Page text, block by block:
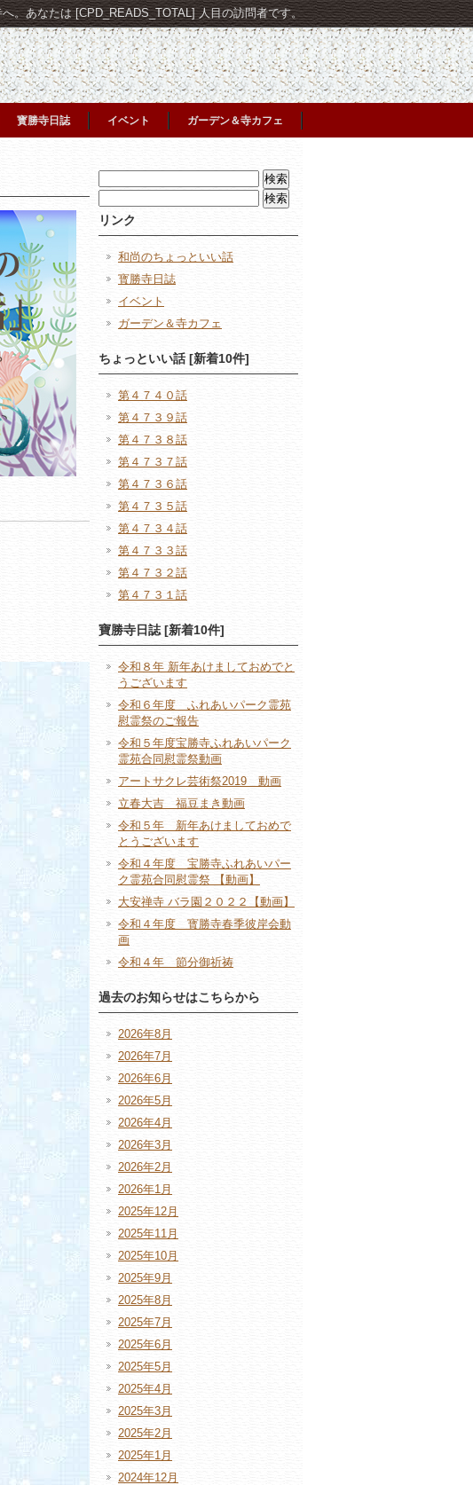
。あなたは [CPD_READS_TOTAL] 人目の訪問者です。
寳勝寺日誌 イベント ガーデン＆寺カフェ
索:
索:
リンク
和尚のちょっといい話
寳勝寺日誌
イベント
ガーデン＆寺カフェ
ちょっといい話 [新着10件]
第４７４０話
第４７３９話
第４７３８話
第４７３７話
第４７３６話
第４７３５話
第４７３４話
第４７３３話
第４７３２話
第４７３１話
寶勝寺日誌 [新着10件]
令和８年 新年あけましておめでと
うございます
令和６年度 ふれあいパーク霊苑
慰霊祭のご報告
令和５年度宝勝寺ふれあいパーク
霊苑合同慰霊祭動画
アートサクレ芸術祭2019 動画
立春大吉 福豆まき動画
令和５年 新年あけましておめで
とうございます
令和４年度 宝勝寺ふれあいパー
ク霊苑合同慰霊祭 【動画】
大安禅寺 バラ園２０２２【動画】
令和４年度 寳勝寺春季彼岸会動
画
令和４年 節分御祈祷
過去のお知らせはこちらから
2026年8月
2026年7月
2026年6月
2026年5月
2026年4月
2026年3月
2026年2月
2026年1月
2025年12月
2025年11月
2025年10月
2025年9月
2025年8月
2025年7月
2025年6月
2025年5月
2025年4月
2025年3月
2025年2月
2025年1月
2024年12月